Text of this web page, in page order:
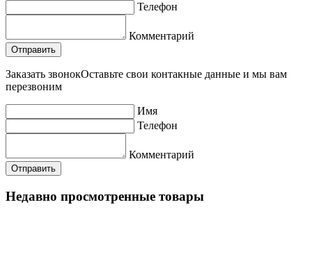
Телефон
Комментарий
Заказать звонокОставьте свои контакные данные и мы вам
перезвоним
Имя
Телефон
Комментарий
Недавно просмотренные товары